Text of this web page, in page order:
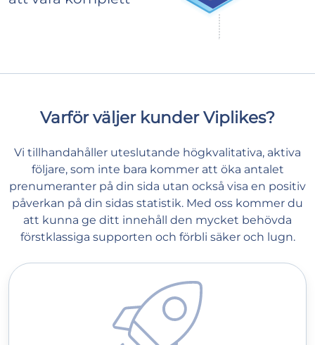
Varför väljer kunder Viplikes?
Vi tillhandahåller uteslutande högkvalitativa, aktiva
följare, som inte bara kommer att öka antalet
prenumeranter på din sida utan också visa en positiv
påverkan på din sidas statistik. Med oss kommer du
att kunna ge ditt innehåll den mycket behövda
förstklassiga supporten och förbli säker och lugn.